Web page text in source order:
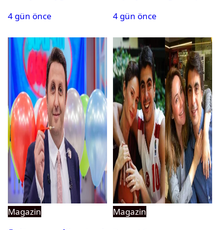
açıklama geldi
4 gün önce
4 gün önce
Magazin
Magazin